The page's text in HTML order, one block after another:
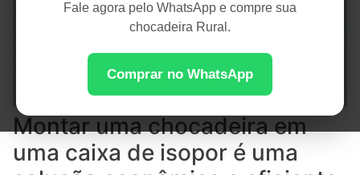
Fale agora pelo WhatsApp e compre sua
chocadeira Rural.
Comprar no WhatsApp
Montar uma chocadeira em
uma caixa de isopor é uma